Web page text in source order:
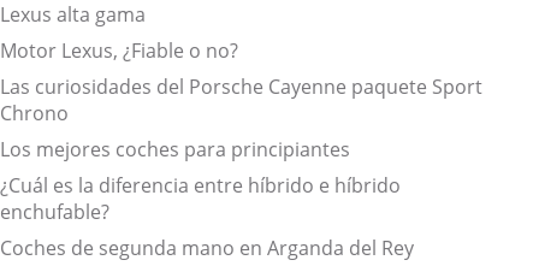
Lexus alta gama
Motor Lexus, ¿Fiable o no?
Las curiosidades del Porsche Cayenne paquete Sport
Chrono
Los mejores coches para principiantes
¿Cuál es la diferencia entre híbrido e híbrido
enchufable?
Coches de segunda mano en Arganda del Rey